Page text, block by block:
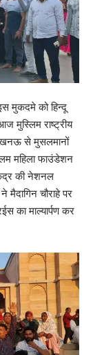
मुकदमे को हिन्दू
मुस्लिम राष्ट्रीय
से मुसलमानों
महिला फाउंडेशन
केंद्र की नेशनल
चौराहे पर
का माल्यार्पण कर